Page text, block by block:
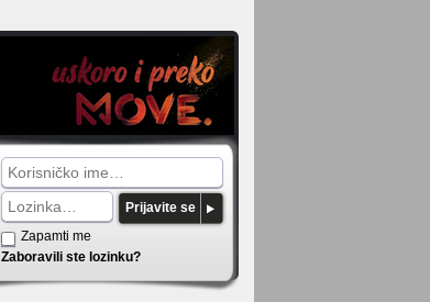
Prijavite se
Zapamti me
Zaboravili ste lozinku?